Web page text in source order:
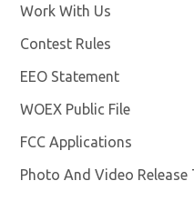
Work With Us
Contest Rules
EEO Statement
WOEX Public File
FCC Applications
Photo And Video